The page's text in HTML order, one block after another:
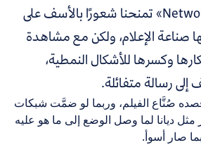
إن مشاهدة فيلم «Network» تمنحنا شعورًا بالأسف على
صناعة الإعلام، ولكن مع مشاهدة
وكسرها للأشكال النمطية،
رسالة متفائلة.
قصده صُنَّاع الفيلم، وربما لو ضمَّت شبكات
مثل ديانا لما وصل الوضع إلى ما هو عليه
صار أسوأ.